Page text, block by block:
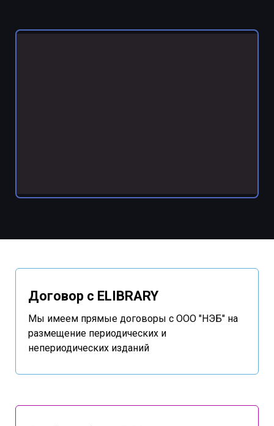
Договор с ELIBRARY
Мы имеем прямые договоры с ООО "НЭБ" на
размещение периодических и
непериодических изданий